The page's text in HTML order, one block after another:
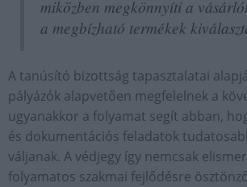
miközben megkönnyíti a
a megbízható termékek
A tanúsító bizottság tapasztalatai
pályázók alapvetően megfelelnek a
ugyanakkor a folyamat segít abban,
és dokumentációs feladatok
váljanak. A védjegy így nemcsak
folyamatos szakmai fejlődésre